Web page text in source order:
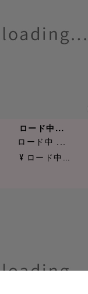
ロード中...
ロード中 ...
¥ ロード中...